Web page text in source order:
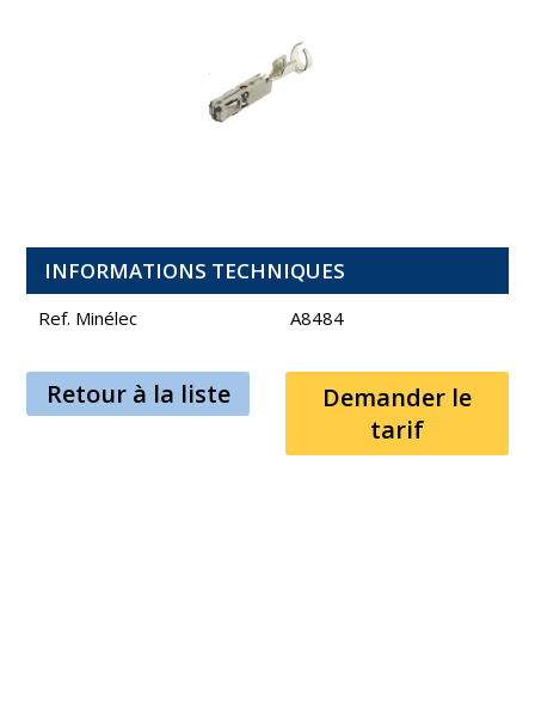
INFORMATIONS TECHNIQUES
Ref. Minélec A8484
Retour à la liste
Demander le
tarif